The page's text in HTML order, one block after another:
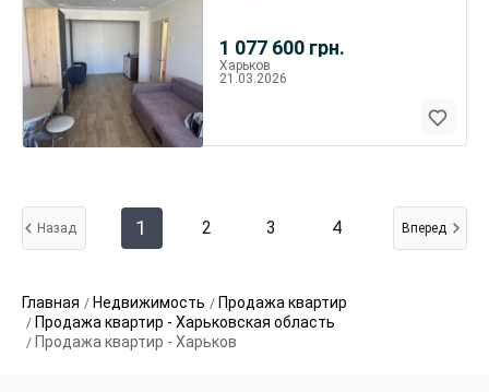
1 077 600 грн.
Харьков
21.03.2026
Назад 1 2 3 4 Вперед
Главная Недвижимость
Продажа квартир
Продажа квартир - Харьковская область
Продажа квартир - Харьков